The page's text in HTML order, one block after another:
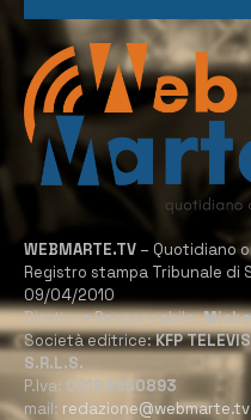
WEBMARTE.TV – Quotidiano
Registro stampa Tribunale di
09/04/2010
Direttore Responsabile:
Società editrice:KFP
S.R.L.S.
P.Iva: 02184950893
mail: redazione@webmarte.tv